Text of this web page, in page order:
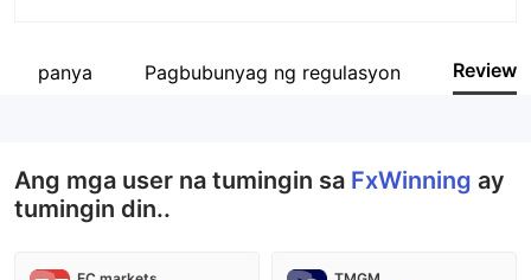
Kumpanya
Pagbubunyag ng regulasyon Review
Ang mga user na tumingin sa FxWinning ay
tumingin din..